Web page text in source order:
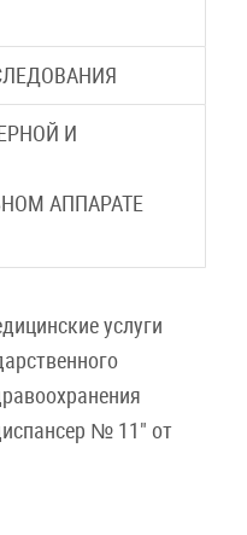
И
АППАРАТЕ
услуги
№ 11" от